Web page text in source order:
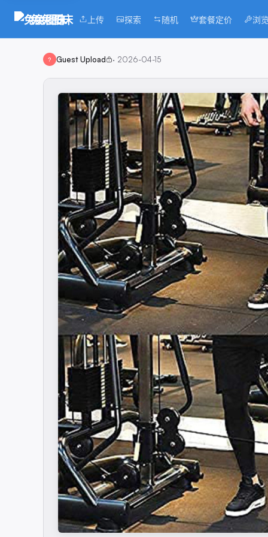
兔兔图床 上传 探索 随机 套餐定价 浏
? Guest Upload · 2026-04-15